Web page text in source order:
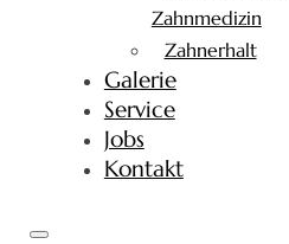
Zahnmedizin
Zahnerhalt
Galerie
Service
Jobs
Kontakt